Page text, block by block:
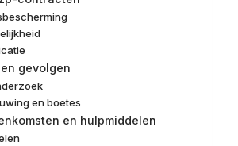
gevolgen
en boetes
en hulpmiddelen